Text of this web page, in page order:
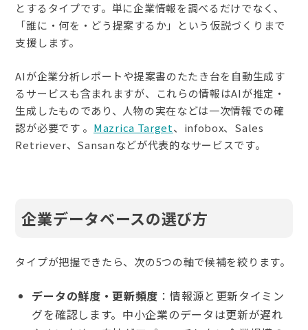
とするタイプです。単に企業情報を調べるだけでなく、
「誰に・何を・どう提案するか」という仮説づくりまで
支援します。
AIが企業分析レポートや提案書のたたき台を自動生成す
るサービスも含まれますが、これらの情報はAIが推定・
生成したものであり、人物の実在などは一次情報での確
認が必要です 。 Mazrica Target、infobox、Sales
Retriever、Sansanなどが代表的なサービスです。
企業データベースの選び方
タイプが把握できたら、次の5つの軸で候補を絞ります。
データの鮮度・更新頻度 ：情報源と更新タイミン
グを確認します。中小企業のデータは更新が遅れ